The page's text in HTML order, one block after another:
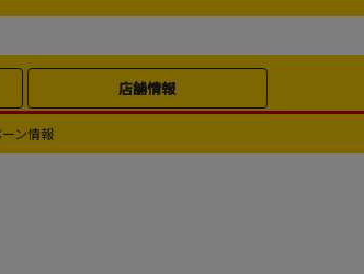
店舗情報
ン情報